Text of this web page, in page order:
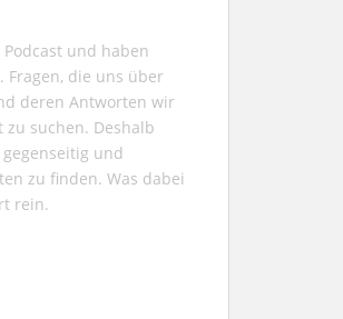
und haben
Fragen, die uns über
deren Antworten wir
suchen. Deshalb
und
zu finden. Was dabei
rein.